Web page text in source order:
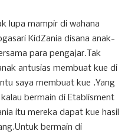
lupa mampir di wahana
KidZania disana anak-
para pengajar.Tak
antusias membuat kue di
saya membuat kue .Yang
bermain di Etablisment
itu mereka dapat kue hasil
bermain di